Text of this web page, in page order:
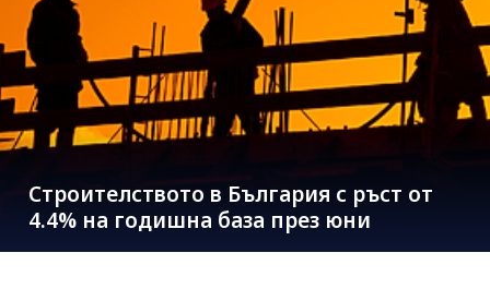
Строителството в България с ръст от
4.4% на годишна база през юни